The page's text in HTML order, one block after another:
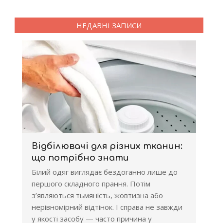
НЕДАВНІ ЗАПИСИ
Відбілювачі для різних тканин:
що потрібно знати
Білий одяг виглядає бездоганно лише до
першого складного прання. Потім
з’являються тьмяність, жовтизна або
нерівномірний відтінок. І справа не завжди
у якості засобу — часто причина у